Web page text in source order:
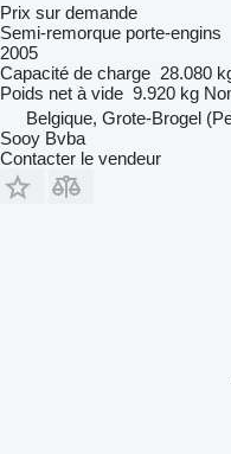
Prix sur demande
Semi-remorque porte-engins
2005
Capacité de charge 28.080
Poids net à vide 9.920 kg
Belgique, Grote-Brogel
Sooy Bvba
Contacter le vendeur